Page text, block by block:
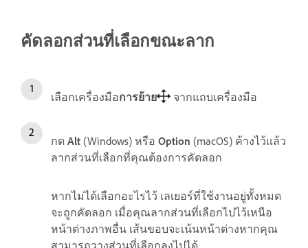
คัดลอกส่วนที่เลือกขณะลาก
เลือกเครื่องมือการย้าย จากแถบเครื่องมือ
กด Alt (Windows) หรือ Option (macOS) ค้างไว้แล้ว
ลากส่วนที่เลือกที่คุณต้องการคัดลอก
หากไม่ได้เลือกอะไรไว้ เลเยอร์ที่ใช้งานอยู่ทั้งหมด
จะถูกคัดลอก เมื่อคุณลากส่วนที่เลือกไปไว้เหนือ
หน้าต่างภาพอื่น เส้นขอบจะเน้นหน้าต่างหากคุณ